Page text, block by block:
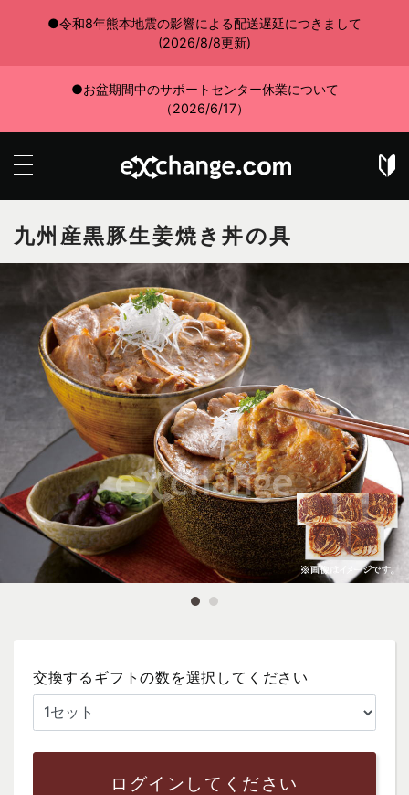
●令和8年熊本地震の影響による配送遅延につきまして
(2026/8/8更新)
●お盆期間中のサポートセンター休業について
（2026/6/17）
九州産黒豚生姜焼き丼の具
交換するギフトの数を選択してください
ログインしてください